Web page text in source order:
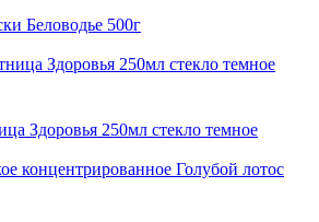
Беловодье 500г
Здоровья 250мл стекло темное